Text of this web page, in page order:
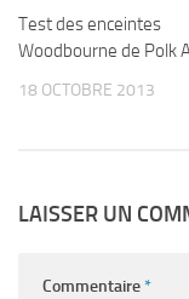
Test des enceintes
Woodbourne de Polk
18 OCTOBRE 2013
LAISSER UN
Commentaire*